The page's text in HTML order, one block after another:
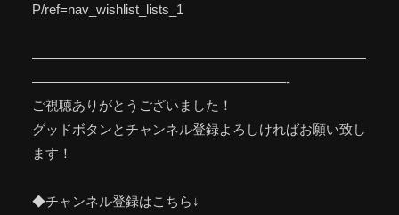
P/ref=nav_wishlist_lists_1
—————————————————————————
———————————————————-
ご視聴ありがとうございました！
グッドボタンとチャンネル登録よろしければお願い致し
ます！
◆チャンネル登録はこちら↓